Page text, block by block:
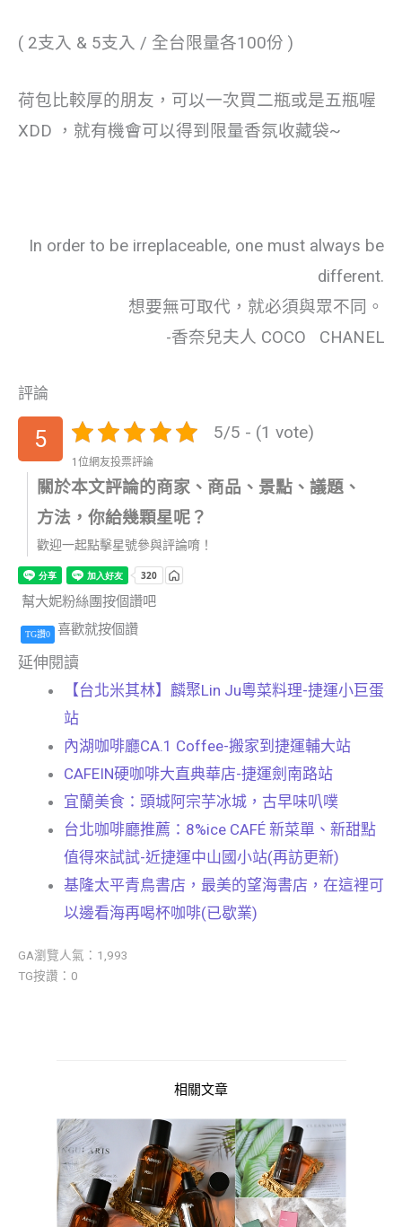
( 2支入 & 5支入 / 全台限量各100份 )
荷包比較厚的朋友，可以一次買二瓶或是五瓶喔
XDD ，就有機會可以得到限量香氛收藏袋~
In order to be irreplaceable, one must always be
different.
想要無可取代，就必須與眾不同。
-香奈兒夫人 COCO CHANEL
評論
5 5/5 - (1 vote)
1位網友投票評論
關於本文評論的商家、商品、景點、議題、
方法，你給幾顆星呢？
歡迎一起點擊星號參與評論唷！
幫大妮粉絲團按個讚吧
TG讚0 喜歡就按個讚
延伸閱讀
【台北米其林】麟聚Lin Ju粵菜料理-捷運小巨蛋
站
內湖咖啡廳CA.1 Coffee-搬家到捷運輔大站
CAFEIN硬咖啡大直典華店-捷運劍南路站
宜蘭美食：頭城阿宗芋冰城，古早味叭噗
台北咖啡廳推薦：8%ice CAFÉ 新菜單、新甜點
值得來試試-近捷運中山國小站(再訪更新)
基隆太平青鳥書店，最美的望海書店，在這裡可
以邊看海再喝杯咖啡(已歇業)
GA瀏覽人氣：1,993
TG按讚：0
相關文章